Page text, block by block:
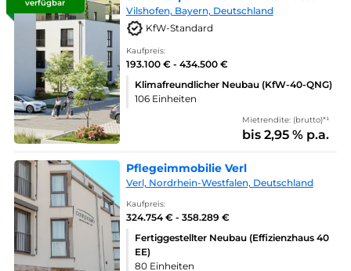
verfügbar
Vilshofen, Bayern, Deutschland
KfW-Standard
Kaufpreis:
193.100 € - 434.500 €
Klimafreundlicher Neubau (KfW-40-QNG)
106 Einheiten
Mietrendite: (brutto)*¹
bis 2,95 % p.a.
Pflegeimmobilie Verl
Verl, Nordrhein-Westfalen, Deutschland
Kaufpreis:
324.754 € - 358.289 €
Fertiggestellter Neubau (Effizienzhaus 40
EE)
80 Einheiten